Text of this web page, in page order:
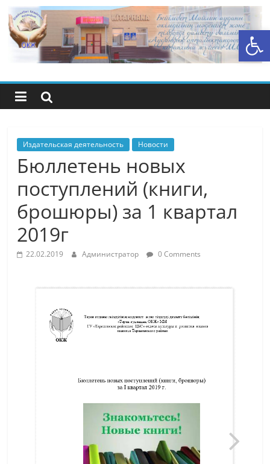
Открыть панель инструментов
Перейти
содержимому
Центральная
библиотечная
система
района
Беимбета
Майлина
Издательская деятельность Новости
Бюллетень новых
поступлений (книги,
брошюры) за 1 квартал
2019г
22.02.2019 Администратор 0 Comments